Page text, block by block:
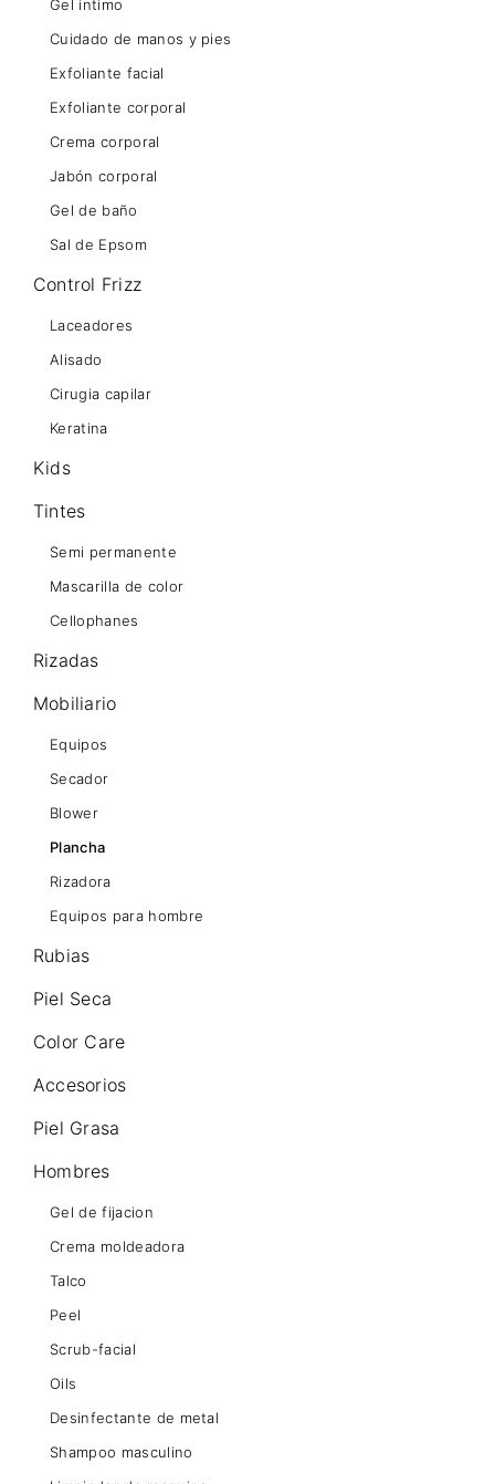
Gel intimo
Cuidado de manos y pies
Exfoliante facial
Exfoliante corporal
Crema corporal
Jabón corporal
Gel de baño
Sal de Epsom
Control Frizz
Laceadores
Alisado
Cirugia capilar
Keratina
Kids
Tintes
Semi permanente
Mascarilla de color
Cellophanes
Rizadas
Mobiliario
Equipos
Secador
Blower
Plancha
Rizadora
Equipos para hombre
Rubias
Piel Seca
Color Care
Accesorios
Piel Grasa
Hombres
Gel de fijacion
Crema moldeadora
Talco
Peel
Scrub-facial
Oils
Desinfectante de metal
Shampoo masculino